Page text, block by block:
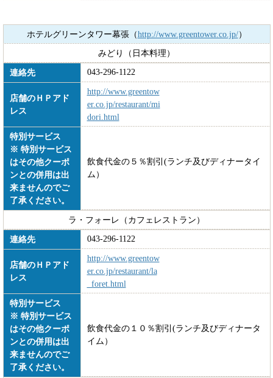
ホテルグリーンタワー幕張（http://www.greentower.co.jp/）
みどり（日本料理）
連絡先
043-296-1122
店舗のＨＰアド
レス
http://www.greentow
er.co.jp/restaurant/mi
dori.html
特別サービス
※ 特別サービス
はその他クーポ
ンとの併用は出
来ませんのでご
了承ください。
飲食代金の５％割引(ランチ及びディナータイ
ム）
ラ・フォーレ（カフェレストラン）
連絡先
043-296-1122
店舗のＨＰアド
レス
http://www.greentow
er.co.jp/restaurant/la
_foret.html
特別サービス
※ 特別サービス
はその他クーポ
ンとの併用は出
来ませんのでご
了承ください。
飲食代金の１０％割引(ランチ及びディナータ
イム）